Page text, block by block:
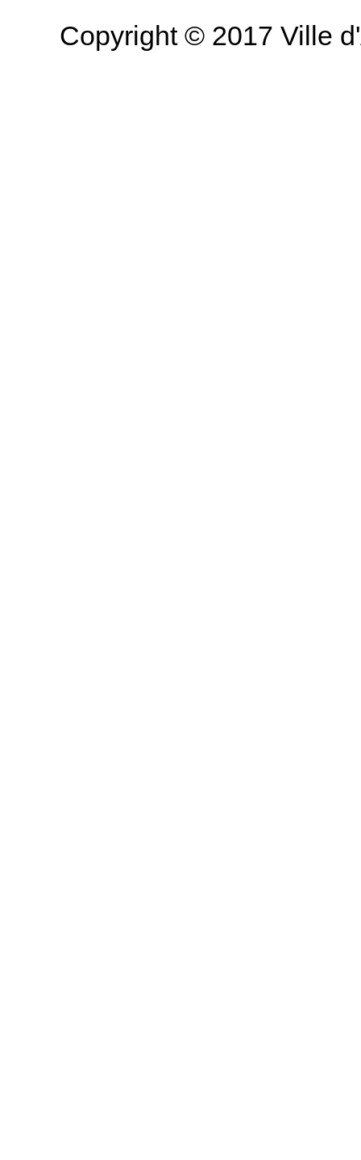
Copyright © 2017 Ville